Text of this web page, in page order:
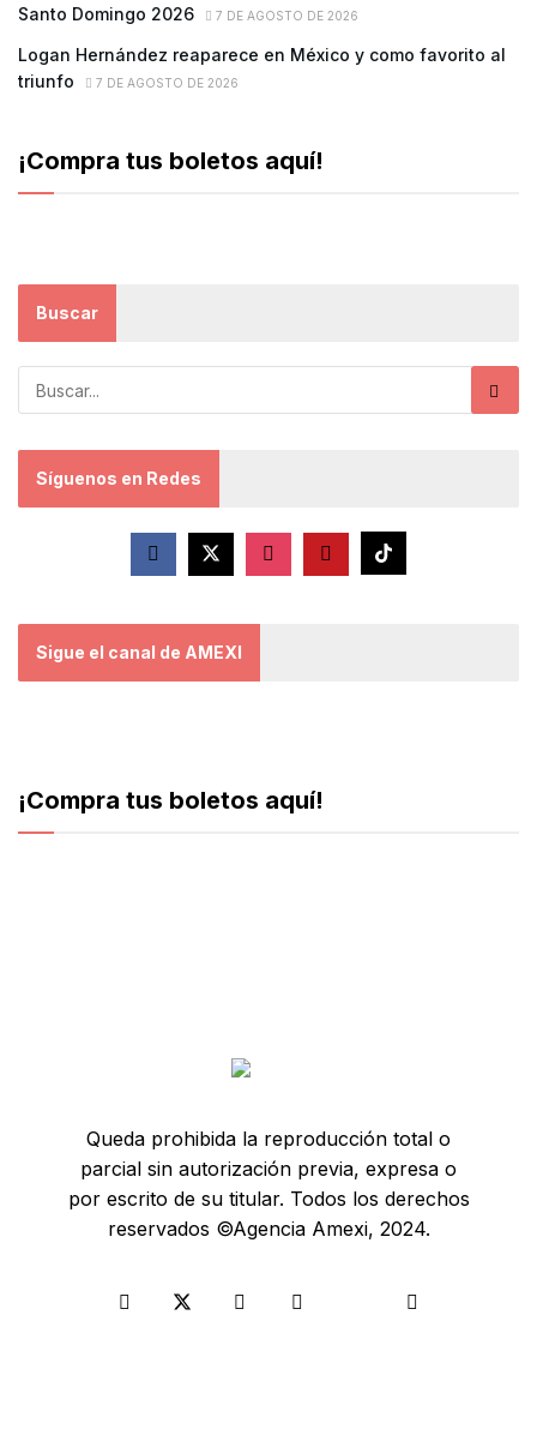
Santo Domingo 2026
7 DE AGOSTO DE 2026
Logan Hernández reaparece en México y como favorito al
triunfo
7 DE AGOSTO DE 2026
¡Compra tus boletos aquí!
Buscar
Síguenos en Redes
Sigue el canal de AMEXI
¡Compra tus boletos aquí!
Queda prohibida la reproducción total o
parcial sin autorización previa, expresa o
por escrito de su titular. Todos los derechos
reservados ©Agencia Amexi, 2024.